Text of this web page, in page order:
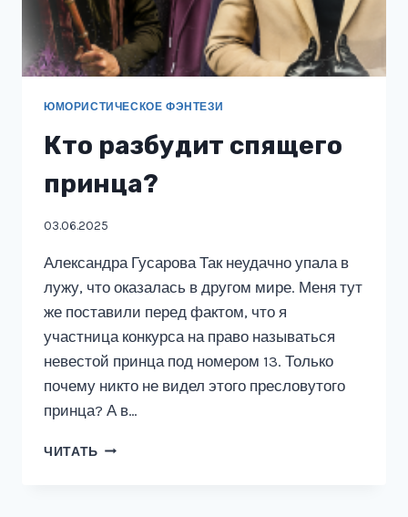
ЮМОРИСТИЧЕСКОЕ ФЭНТЕЗИ
Кто разбудит спящего
принца?
03.06.2025
Александра Гусарова Так неудачно упала в
лужу, что оказалась в другом мире. Меня тут
же поставили перед фактом, что я
участница конкурса на право называться
невестой принца под номером 13. Только
почему никто не видел этого пресловутого
принца? А в…
ЧИТАТЬ КТО